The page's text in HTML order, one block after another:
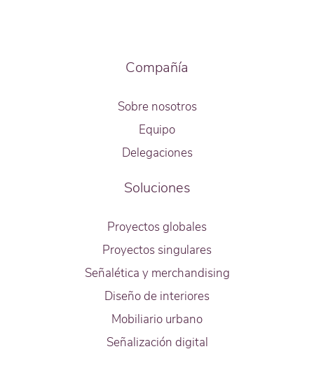
Compañía
Sobre nosotros
Equipo
Delegaciones
Soluciones
Proyectos globales
Proyectos singulares
Señalética y merchandising
Diseño de interiores
Mobiliario urbano
Señalización digital